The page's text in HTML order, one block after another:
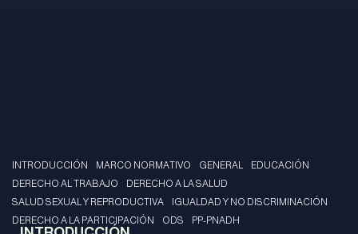
INTRODUCCIÓN MARCO NORMATIVO GENERAL
EDUCACIÓN
DERECHO AL TRABAJO
DERECHO A LA SALUD
SALUD SEXUAL Y REPRODUCTIVA
IGUALDAD Y NO DISCRIMINACIÓN
DERECHO A LA PARTICIPACIÓN
ODS PP-PNADH